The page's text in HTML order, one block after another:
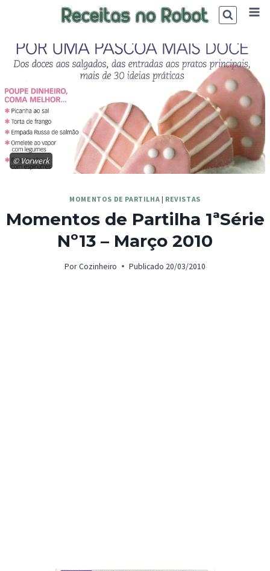
© Vorwerk
MOMENTOS DE PARTILHA | REVISTAS
Momentos de Partilha 1ªSérie
Nº13 – Março 2010
Por Cozinheiro Publicado 20/03/2010